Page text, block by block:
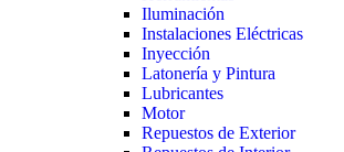
Iluminación
Instalaciones Eléctricas
Inyección
Latonería y Pintura
Lubricantes
Motor
Repuestos de Exterior